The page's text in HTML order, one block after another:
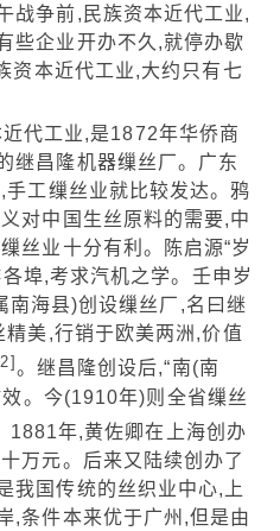
战争前,民族资本近代工业,
些企业开办不久,就停办歇
资本近代工业,大约只有七
工业,是1872年华侨商
继昌隆机器缫丝厂。广东
工缫丝业就比较发达。鸦
对中国生丝原料的需要,中
丝业十分有利。陈启源“岁
埠,考求汽机之学。壬申岁
海县)创设缫丝厂,名曰继
美,行销于欧美两洲,价值
。继昌隆创设后,“南(南
。今(1910年)则全省缫丝
1881年,黄佐卿在上海创办
万元。后来又陆续创办了
我国传统的丝织业中心,上
,条件本来优于广州,但是由